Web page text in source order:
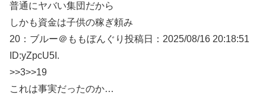
普通にヤバい集団だから
しかも資金は子供の稼ぎ頼み
20： ブルー＠ももぼんぐり 投稿日：2025/08/16 20:18:51
ID:yZpcU5I.
>>3>>19
これは事実だったのか…